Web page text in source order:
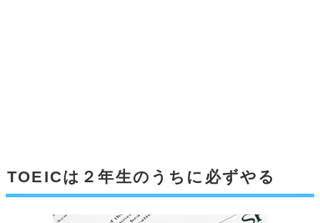
TOEICは２年生のうちに必ずやる